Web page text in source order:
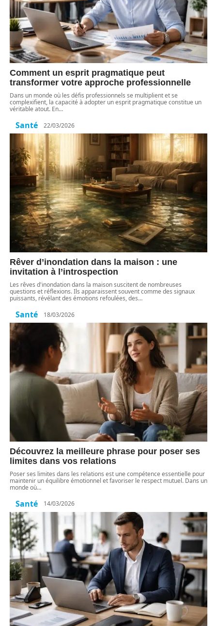
Comment un esprit pragmatique peut
transformer votre approche professionnelle
Dans un monde où les défis professionnels se multiplient et se
complexifient, la capacité à adopter un esprit pragmatique constitue un
véritable atout. En…
Santé 22/03/2026
Rêver d’inondation dans la maison : une
invitation à l’introspection
Les rêves d'inondation dans la maison suscitent de nombreuses
questions et réflexions. Ils apparaissent souvent comme des signaux
puissants, révélant des émotions refoulées, des…
Santé 18/03/2026
Découvrez la meilleure phrase pour poser ses
limites dans vos relations
Poser ses limites dans les relations est une compétence essentielle pour
maintenir un équilibre émotionnel et favoriser le respect mutuel. Dans un
monde où…
Santé 14/03/2026